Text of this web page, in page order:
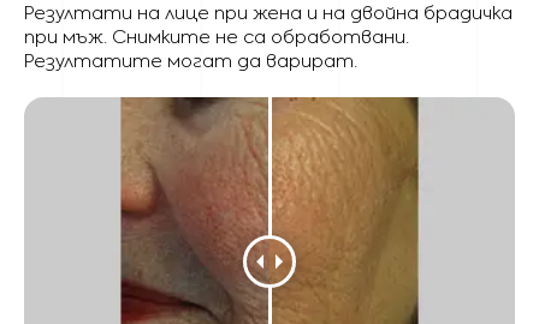
Резултати на лице при жена и на двойна брадичка
при мъж. Снимките не са обработвани.
Резултатите могат да варират.